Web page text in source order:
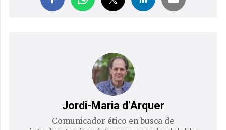
Jordi-Maria d’Arquer
Comunicador ético en busca de